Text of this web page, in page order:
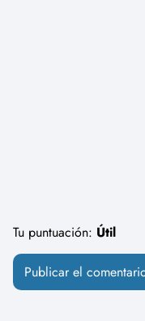
Tu puntuación: Útil